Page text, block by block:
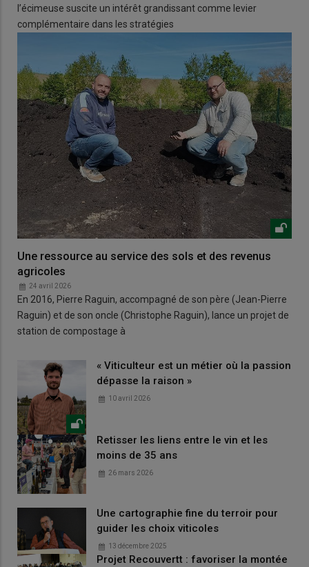
l’écimeuse suscite un intérêt grandissant comme levier
complémentaire dans les stratégies
Une ressource au service des sols et des revenus
agricoles
24 avril 2026
En 2016, Pierre Raguin, accompagné de son père (Jean-Pierre
Raguin) et de son oncle (Christophe Raguin), lance un projet de
station de compostage à
« Viticulteur est un métier où la passion
dépasse la raison »
10 avril 2026
Retisser les liens entre le vin et les
moins de 35 ans
26 mars 2026
Une cartographie fine du terroir pour
guider les choix viticoles
13 décembre 2025
Projet Recouvertt : favoriser la montée